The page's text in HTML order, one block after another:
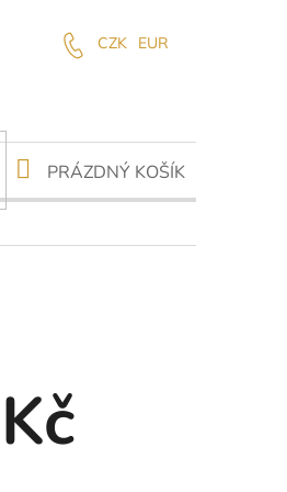
CZK EUR
NÁKUPNÍ
KOŠÍK
PRÁZDNÝ KOŠÍK